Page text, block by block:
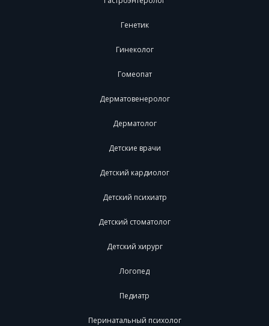
Генетик
Гинеколог
Гомеопат
Дерматовенеролог
Дерматолог
Детские врачи
Детский кардиолог
Детский психиатр
Детский стоматолог
Детский хирург
Логопед
Педиатр
Перинатальный психолог